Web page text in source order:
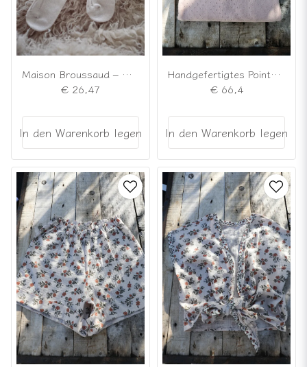
Maison Broussaud – Cremefarbene Kniestrümpfe mit Goldglitter
€ 26,47
In den Warenkorb legen
Handgefertigtes Pointelle-Oberteil in Pfirsichfarbe
€ 66,4
In den Warenkorb legen